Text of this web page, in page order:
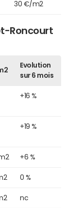
30 €/m2
Roncourt
Evolution
sur 6 mois
+16 %
+19 %
+6 %
0 %
nc